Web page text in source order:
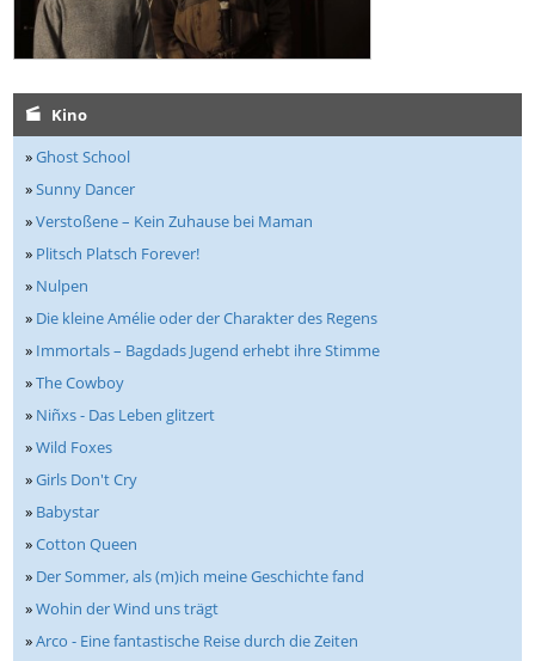
Kino
»Ghost School
»Sunny Dancer
»Verstoßene – Kein Zuhause bei Maman
» Plitsch Platsch Forever!
» Nulpen
» Die kleine Amélie oder der Charakter des Regens
» Immortals – Bagdads Jugend erhebt ihre Stimme
»The Cowboy
» Niñxs - Das Leben glitzert
»Wild Foxes
»Girls Don't Cry
» Babystar
»Cotton Queen
» Der Sommer, als (m)ich meine Geschichte fand
»Wohin der Wind uns trägt
»Arco - Eine fantastische Reise durch die Zeiten